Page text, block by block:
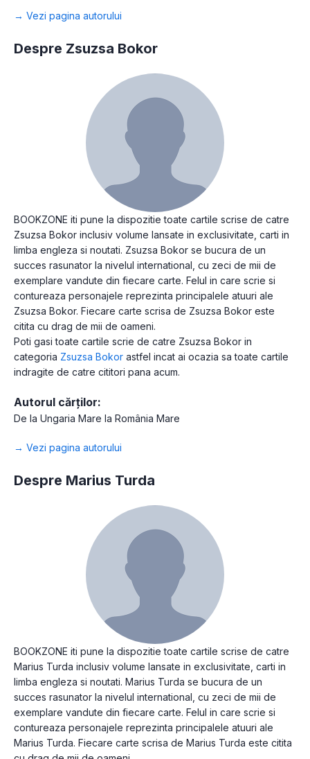
→ Vezi pagina autorului
Despre Zsuzsa Bokor
BOOKZONE iti pune la dispozitie toate cartile scrise de catre
Zsuzsa Bokor inclusiv volume lansate in exclusivitate, carti in
limba engleza si noutati. Zsuzsa Bokor se bucura de un
succes rasunator la nivelul international, cu zeci de mii de
exemplare vandute din fiecare carte. Felul in care scrie si
contureaza personajele reprezinta principalele atuuri ale
Zsuzsa Bokor. Fiecare carte scrisa de Zsuzsa Bokor este
citita cu drag de mii de oameni.
Poti gasi toate cartile scrie de catre Zsuzsa Bokor in
categoria Zsuzsa Bokor astfel incat ai ocazia sa toate cartile
indragite de catre cititori pana acum.
Autorul cărților:
De la Ungaria Mare la România Mare
→ Vezi pagina autorului
Despre Marius Turda
BOOKZONE iti pune la dispozitie toate cartile scrise de catre
Marius Turda inclusiv volume lansate in exclusivitate, carti in
limba engleza si noutati. Marius Turda se bucura de un
succes rasunator la nivelul international, cu zeci de mii de
exemplare vandute din fiecare carte. Felul in care scrie si
contureaza personajele reprezinta principalele atuuri ale
Marius Turda. Fiecare carte scrisa de Marius Turda este citita